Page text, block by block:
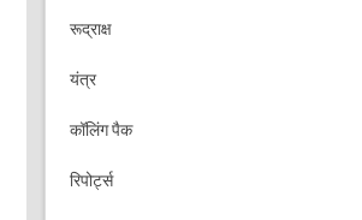
रूद्राक्ष
यंत्र
कॉलिंग पैक
रिपोर्ट्स